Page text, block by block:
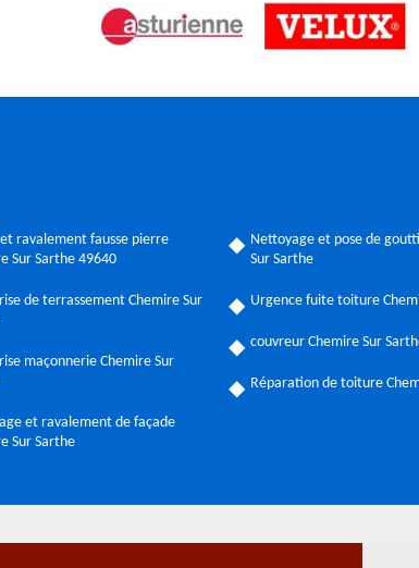
ravalement fausse pierre
Sur Sarthe 49640
de terrassement Chemire Sur
maçonnerie Chemire Sur
et ravalement de façade
Sur Sarthe
Nettoyage et pose de
Sur Sarthe
Urgence fuite toiture
couvreur Chemire Sur
Réparation de toiture